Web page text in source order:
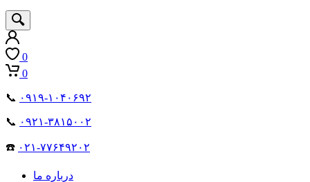
0
0
📞 ۰۹۱۹-۱۰۴۰۶۹۲
📞 ۰۹۲۱-۳۸۱۵۰۰۲
☎️ ۰۲۱-۷۷۶۴۹۲۰۲
درباره ما